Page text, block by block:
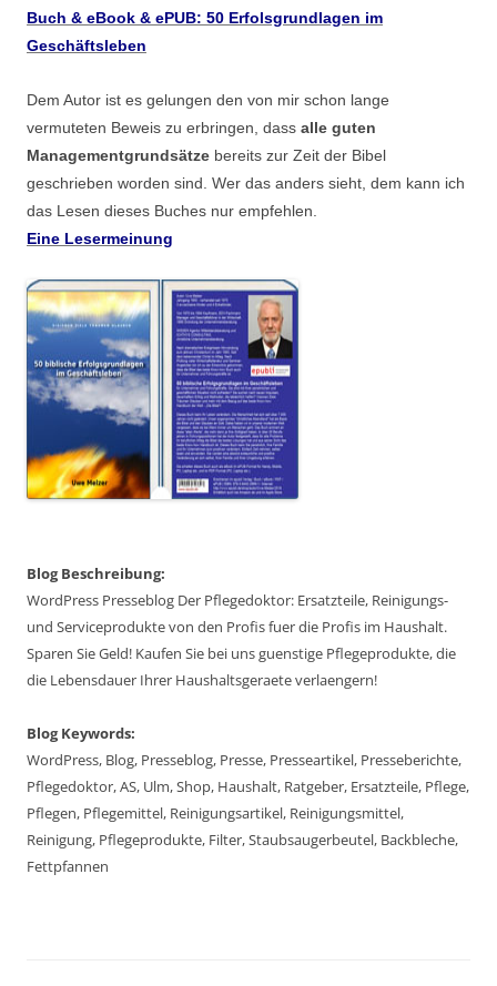
Buch & eBook & ePUB: 50 Erfolsgrundlagen im
Geschäftsleben
Dem Autor ist es gelungen den von mir schon lange
vermuteten Beweis zu erbringen, dass alle guten
Managementgrundsätze bereits zur Zeit der Bibel
geschrieben worden sind. Wer das anders sieht, dem kann ich
das Lesen dieses Buches nur empfehlen.
Eine Lesermeinung
Blog Beschreibung:
WordPress Presseblog Der Pflegedoktor: Ersatzteile, Reinigungs-
und Serviceprodukte von den Profis fuer die Profis im Haushalt.
Sparen Sie Geld! Kaufen Sie bei uns guenstige Pflegeprodukte, die
die Lebensdauer Ihrer Haushaltsgeraete verlaengern!
Blog Keywords:
WordPress, Blog, Presseblog, Presse, Presseartikel, Presseberichte,
Pflegedoktor, AS, Ulm, Shop, Haushalt, Ratgeber, Ersatzteile, Pflege,
Pflegen, Pflegemittel, Reinigungsartikel, Reinigungsmittel,
Reinigung, Pflegeprodukte, Filter, Staubsaugerbeutel, Backbleche,
Fettpfannen